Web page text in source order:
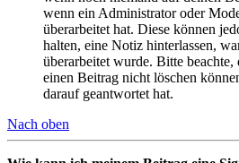
wenn ein Administrator oder
überarbeitet hat. Diese können
halten, eine Notiz hinterlassen,
überarbeitet wurde. Bitte beachte,
einen Beitrag nicht löschen
darauf geantwortet hat.
Nach oben